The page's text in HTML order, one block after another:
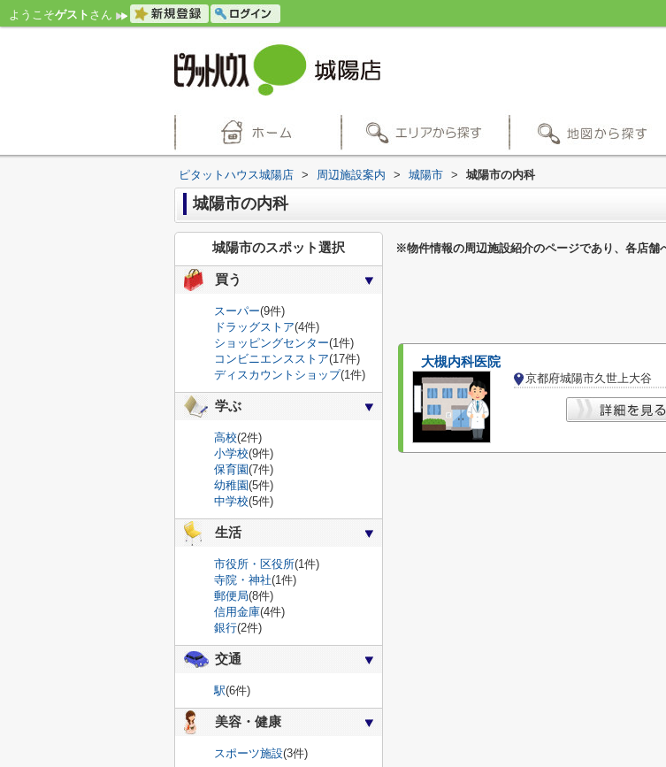
ようこそゲスト さん
ピタットハウス城陽店 > 周辺施設案内 > 城陽市 > 城陽市の内科
城陽市の内科
※物件情報の周辺施設紹介のページであり、各店舗
大槻内科医院
京都府城陽市久世上大谷
城陽市のスポット選択
買う
スーパー(9件)
ドラッグストア(4件)
ショッピングセンター(1件)
コンビニエンスストア(17件)
ディスカウントショップ(1件)
学ぶ
高校(2件)
小学校(9件)
保育園(7件)
幼稚園(5件)
中学校(5件)
生活
市役所・区役所(1件)
寺院・神社(1件)
郵便局(8件)
信用金庫(4件)
銀行(2件)
交通
駅(6件)
美容・健康
スポーツ施設(3件)